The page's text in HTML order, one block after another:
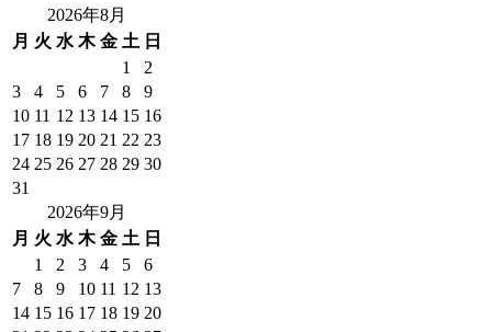
2026年8月
月 火 水 木 金 土 日
1
2
3
4 5 6 7 8
9
10 11 12 13 14 15 16
17 18 19 20 21 22 23
24 25 26 27 28 29 30
31
2026年9月
月 火 水 木 金 土 日
1
2 3 4 5
6
7
8 9 10 11 12 13
14 15 16 17 18 19 20